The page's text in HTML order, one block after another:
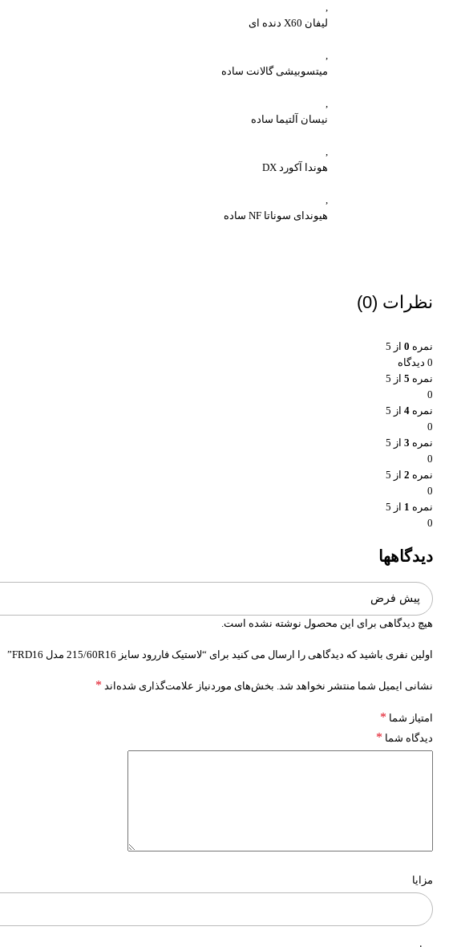
,
لیفان X60 دنده ای
,
میتسوبیشی گالانت ساده
,
نیسان آلتیما ساده
,
هوندا آکورد DX
,
هیوندای سوناتا NF ساده
نظرات (0)
نمره 0 از 5
0 دیدگاه
نمره 5 از 5
0
نمره 4 از 5
0
نمره 3 از 5
0
نمره 2 از 5
0
نمره 1 از 5
0
دیدگاهها
هیچ دیدگاهی برای این محصول نوشته نشده است.
اولین نفری باشید که دیدگاهی را ارسال می کنید برای “لاستیک فاررود سایز 215/60R16 مدل FRD16”
نشانی ایمیل شما منتشر نخواهد شد. بخش‌های موردنیاز علامت‌گذاری شده‌اند *
امتیاز شما *
دیدگاه شما *
مزایا